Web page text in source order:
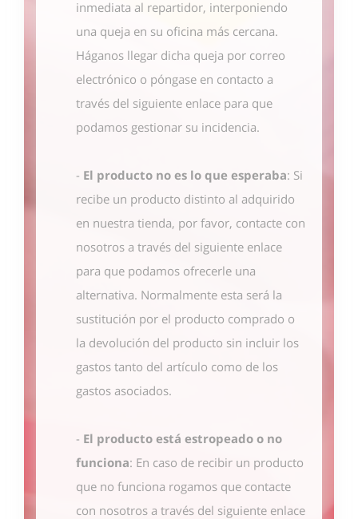
inmediata al repartidor, interponiendo
una queja en su oficina más cercana.
Háganos llegar dicha queja por correo
electrónico o póngase en contacto a
través del siguiente enlace para que
podamos gestionar su incidencia.
- El producto no es lo que esperaba: Si
recibe un producto distinto al adquirido
en nuestra tienda, por favor, contacte con
nosotros a través del siguiente enlace
para que podamos ofrecerle una
alternativa. Normalmente esta será la
sustitución por el producto comprado o
la devolución del producto sin incluir los
gastos tanto del artículo como de los
gastos asociados.
- El producto está estropeado o no
funciona: En caso de recibir un producto
que no funciona rogamos que contacte
con nosotros a través del siguiente enlace